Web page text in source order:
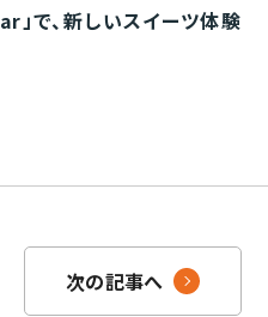
で、新しいスイーツ体験
次の記事へ